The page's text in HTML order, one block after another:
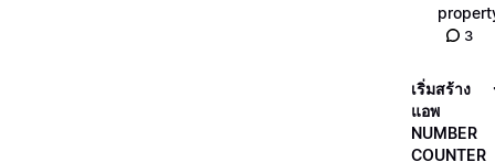
3
เริ่มสร้าง
แอพ
NUMBER
COUNTER